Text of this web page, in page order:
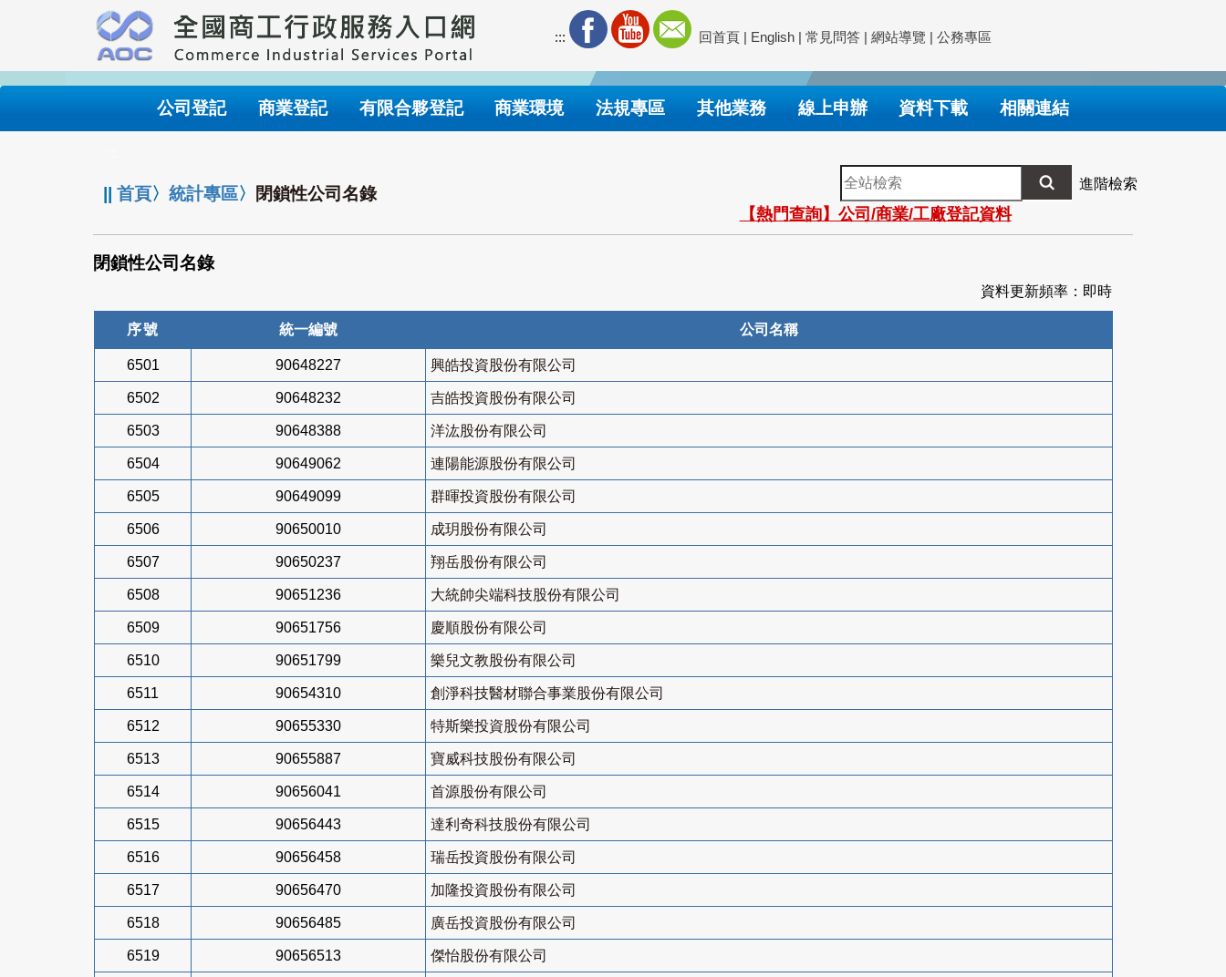
要
內
::: 回首頁 | English | 常見問答 | 網站導覽 | 公務專區
公司登記 商業登記 有限合夥登記 商業環境 法規專區 其他業務 線上申辦 資料下載 相關連結
||首頁〉統計專區〉 閉鎖性公司名錄
全
站
檢
索
進階檢索
【熱門查詢】公司/商業/工廠登記資料
閉鎖性公司名錄
資料更新頻率：即時
序號 統一編號 公司名稱
6501 90648227 興皓投資股份有限公司
6502 90648232 吉皓投資股份有限公司
6503 90648388 洋汯股份有限公司
6504 90649062 連陽能源股份有限公司
6505 90649099 群暉投資股份有限公司
6506 90650010 成玥股份有限公司
6507 90650237 翔岳股份有限公司
6508 90651236 大統帥尖端科技股份有限公司
6509 90651756 慶順股份有限公司
6510 90651799 樂兒文教股份有限公司
6511 90654310 創淨科技醫材聯合事業股份有限公司
6512 90655330 特斯樂投資股份有限公司
6513 90655887 寶威科技股份有限公司
6514 90656041 首源股份有限公司
6515 90656443 達利奇科技股份有限公司
6516 90656458 瑞岳投資股份有限公司
6517 90656470 加隆投資股份有限公司
6518 90656485 廣岳投資股份有限公司
6519 90656513 傑怡股份有限公司